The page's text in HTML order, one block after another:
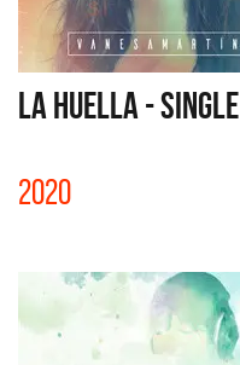
LA HUELLA - SINGLE
2020